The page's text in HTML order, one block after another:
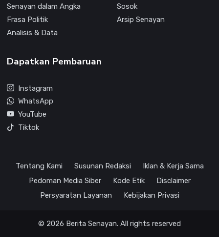
Senayan dalam Angka
Sosok
Frasa Politik
Arsip Senayan
Analisis & Data
Dapatkan Pembaruan
Instagram
WhatsApp
YouTube
Tiktok
Tentang Kami Susunan Redaksi
Iklan & Kerja Sama
Pedoman Media Siber
Kode Etik
Disclaimer
Persyaratan Layanan
Kebijakan Privasi
© 2026 Berita Senayan. All rights reserved